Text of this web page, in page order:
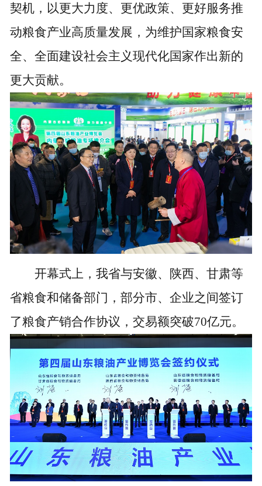
契机，以更大力度、更优政策、更好服务推
动粮食产业高质量发展，为维护国家粮食安
全、全面建设社会主义现代化国家作出新的
更大贡献。
开幕式上，我省与安徽、陕西、甘肃等
省粮食和储备部门，部分市、企业之间签订
了粮食产销合作协议，交易额突破70亿元。